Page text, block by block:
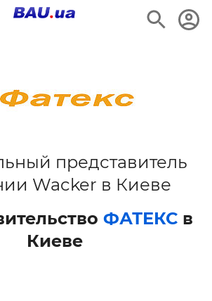
представитель
Wacker в Киеве
ФАТЕКСв
Киеве